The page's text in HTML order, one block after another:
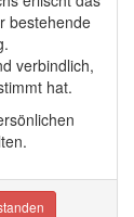
bestehende
verbindlich,
hat.